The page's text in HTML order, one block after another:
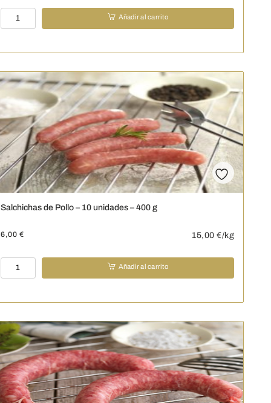
Salchichas
de
-
unidades
350
g
cantidad
Añadir al carrito
Salchichas de Pollo – 10 unidades – 400 g
6,00 € 15,00 €/kg
Salchichas
de
-
unidades
-
400
g
cantidad
Añadir al carrito